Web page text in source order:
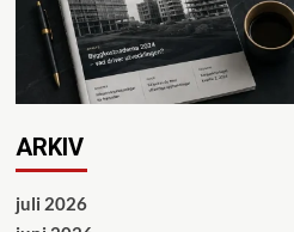
ARKIV
juli 2026